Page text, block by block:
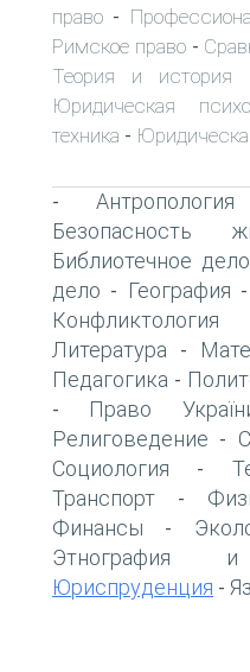
право -
Римское право-
Теория и история
Юридическая
техника -
- Антропология
Безопасность
Библиотечное дело
дело - География -
Конфликтология
Литература -
Педагогика -
- Право
Религоведение -
Социология -
Транспорт -
Финансы -
Этнография
Юриспруденция -